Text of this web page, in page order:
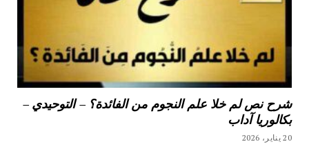
شرح نص لم خلا علم النجوم من الفائدة؟ – التوحيدي –
بكالوريا آداب
20 يناير، 2026